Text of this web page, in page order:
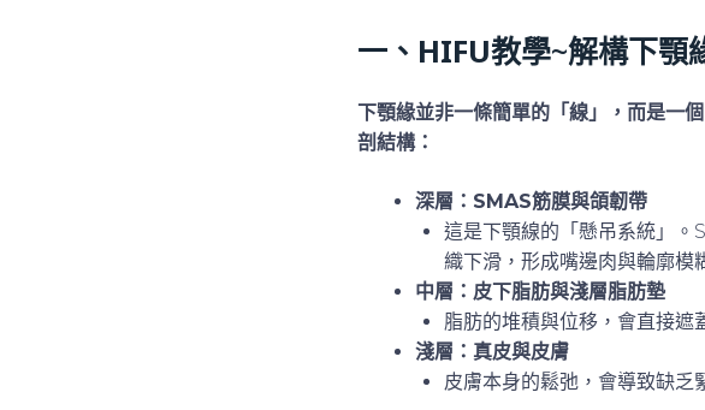
一、HIFU教學~解構下顎
下顎緣並非一條簡單的「線」，而是一
剖結構：
深層：SMAS筋膜與頜韌帶
這是下顎線的「懸吊系統」。
織下滑，形成嘴邊肉與輪廓模
中層：皮下脂肪與淺層脂肪墊
脂肪的堆積與位移，會直接遮
淺層：真皮與皮膚
皮膚本身的鬆弛，會導致缺乏